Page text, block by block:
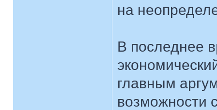
на
В последнее
главным
возможности